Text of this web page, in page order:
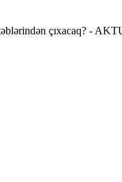
çıxacaq? -